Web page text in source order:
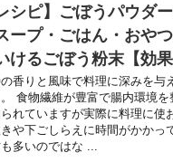
シピ】ごぼうパウダ
ープ・ごはん・おや
けるごぼう粉末【効果
香りと風味で料理に深みを与
。 食物繊維が豊富で腸内環境を
れていますが実際に料理に使
や下ごしらえに時間がかかっ
多いのではな ...